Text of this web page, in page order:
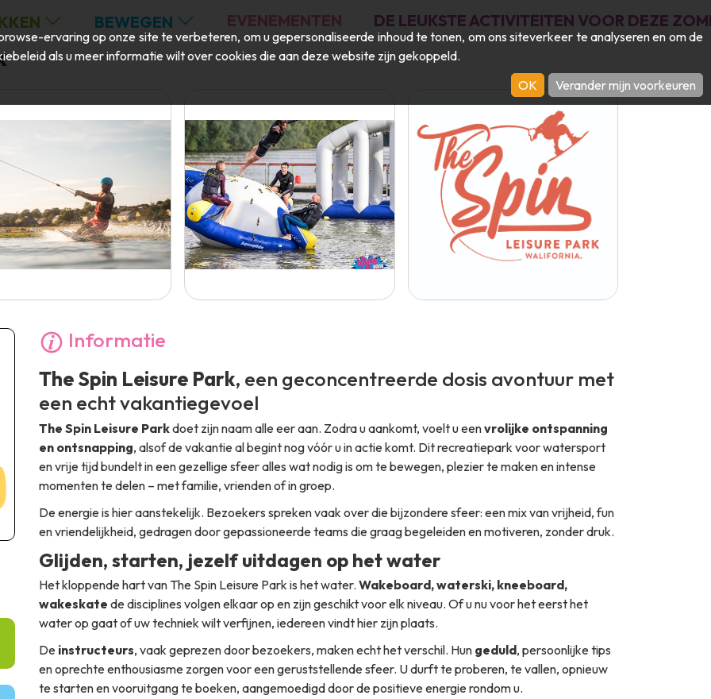
BEWEGEN EVENEMENTEN DE LEUKSTE ACTIVITEITEN VOOR DEZE
Informatie
The Spin Leisure Park, een geconcentreerde dosis avontuur met
een echt vakantiegevoel
The Spin Leisure Parkdoet zijn naam alle eer aan. Zodra u aankomt, voelt u eenvrolijke ontspanning
en ontsnapping, alsof de vakantie al begint nog vóór u in actie komt. Dit recreatiepark voor watersport
en vrije tijd bundelt in een gezellige sfeer alles wat nodig is om te bewegen, plezier te maken en intense
momenten te delen – met familie, vrienden of in groep.
De energie is hier aanstekelijk. Bezoekers spreken vaak over die bijzondere sfeer: een mix van vrijheid, fun
en vriendelijkheid, gedragen door gepassioneerde teams die graag begeleiden en motiveren, zonder druk.
Glijden, starten, jezelf uitdagen op het water
Het kloppende hart van The Spin Leisure Park is het water. Wakeboard, waterski, kneeboard,
wakeskate de disciplines volgen elkaar op en zijn geschikt voor elk niveau. Of u nu voor het eerst het
water op gaat of uw techniek wilt verfijnen, iedereen vindt hier zijn plaats.
De instructeurs, vaak geprezen door bezoekers, maken echt het verschil. Hun geduld, persoonlijke tips
en oprechte enthousiasme zorgen voor een geruststellende sfeer. U durft te proberen, te vallen, opnieuw
te starten en vooruitgang te boeken, aangemoedigd door de positieve energie rondom u.
ervaring op onze site te verbeteren, om u gepersonaliseerde inhoud te tonen, om ons siteverkeer te analyseren en om de
als u meer informatie wilt over cookies die aan deze website zijn gekoppeld.
OK
Verander mijn voorkeuren